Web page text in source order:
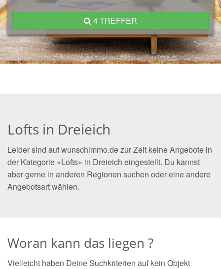
4 TREFFER
Lofts in Dreieich
Leider sind auf wunschimmo.de zur Zeit keine Angebote in
der Kategorie »Lofts« in Dreieich eingestellt. Du kannst
aber gerne in anderen Regionen suchen oder eine andere
Angebotsart wählen.
Woran kann das liegen ?
Vielleicht haben Deine Suchkriterien auf kein Objekt